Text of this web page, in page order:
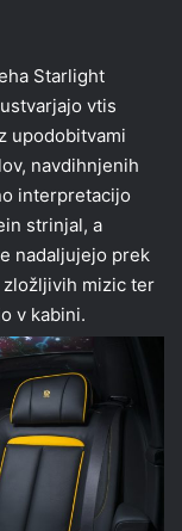
Starlight
vtis
upodobitvami
navdihnjenih
interpretacijo
strinjal, a
nadaljujejo prek
mizic ter
v kabini.